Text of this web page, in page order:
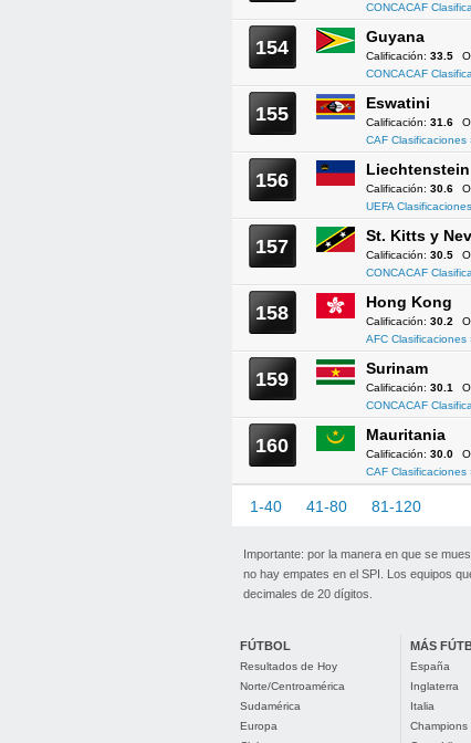
CONCACAF
154 Guyana
Calificación: 33.5
CONCACAF
155 Eswatini
Calificación: 31.6
CAF Clasificaciones
156 Liechtenstein
Calificación: 30.6
UEFA
157 St. Kitts y
Calificación: 30.5
CONCACAF
158 Hong Kong
Calificación: 30.2
AFC Clasificaciones
159 Surinam
Calificación: 30.1
CONCACAF
160 Mauritania
Calificación: 30.0
CAF Clasificaciones
1-40 41-80 81-120
Importante: por la manera en que se
no hay empates en el SPI. Los equipos
decimales de 20 dígitos.
FÚTBOL
Resultados de Hoy
Norte/Centroamérica
Sudamérica
Europa
MÁS
España
Inglaterra
Italia
Champions